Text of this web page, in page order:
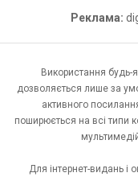
Реклама:
Використання будь-
дозволяється лише за
активного
поширюється на всі типи
Для інтернет-видань і